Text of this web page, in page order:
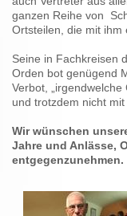
ganzen Reihe von
Ortsteilen, die mit ihm
Seine in Fachkreisen
Orden bot genügend
Verbot,
und trotzdem nicht
Wir wünschen
Jahre und Anlässe,
entgegenzunehmen.